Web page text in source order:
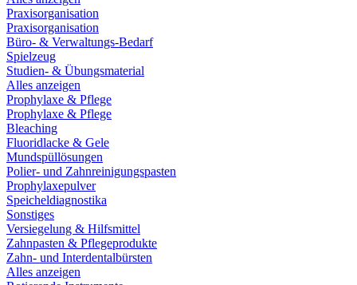
Praxisorganisation
Praxisorganisation
Büro- & Verwaltungs-Bedarf
Spielzeug
Studien- & Übungsmaterial
Alles anzeigen
Prophylaxe & Pflege
Prophylaxe & Pflege
Bleaching
Fluoridlacke & Gele
Mundspüllösungen
Polier- und Zahnreinigungspasten
Prophylaxepulver
Speicheldiagnostika
Sonstiges
Versiegelung & Hilfsmittel
Zahnpasten & Pflegeprodukte
Zahn- und Interdentalbürsten
Alles anzeigen